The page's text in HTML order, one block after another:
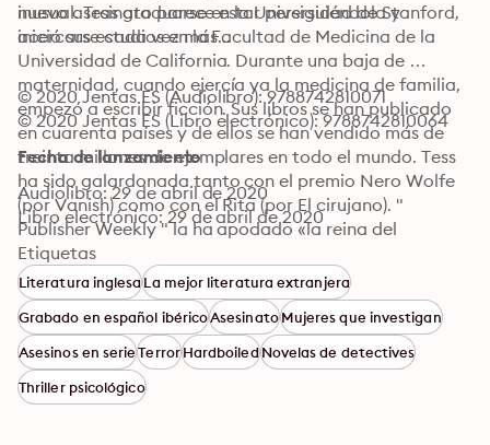
nuevo asesinato parece estar persiguiéndola y
acercarse cada vez más...
inusual. Tras graduarse en la Universidad de Stanford,
inició sus estudios en la Facultad de Medicina de la
Universidad de California. Durante una baja de
maternidad, cuando ejercía ya la medicina de familia,
empezó a escribir ficción. Sus libros se han publicado
en cuarenta países y de ellos se han vendido más de
treinta millones de ejemplares en todo el mundo. Tess
ha sido galardonada tanto con el premio Nero Wolfe
(por Vanish) como con el Rita (por El cirujano). "
Publisher Weekly " la ha apodado «la reina del
suspense médico». Sus novelas protagonizadas por la
inspectora de Homicidios Jane Rizzoli y la forense
Maura Isles han inspirado la serie televisiva Rizzoli &
Isles, protagonizada por Angie Harmon y Sasha
Alexander. Retirada ya de la medicina, Gerritsen se
dedica en exclusiva a escribir. Vive en Maine.
© 2020 Jentas ES (Audiolibro): 9788742810071
© 2020 Jentas ES (Libro electrónico): 9788742810064
Fecha de lanzamiento
Audiolibro: 29 de abril de 2020
Libro electrónico: 29 de abril de 2020
Etiquetas
Literatura inglesaLa mejor literatura extranjera
Grabado en español ibéricoAsesinatoMujeres que investigan
Asesinos en serieTerrorHardboiledNovelas de detectives
Thriller psicológico